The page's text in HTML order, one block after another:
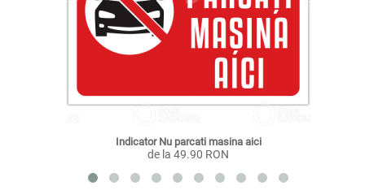
Indicator Nu parcati masina aici
de la 49.90 RON